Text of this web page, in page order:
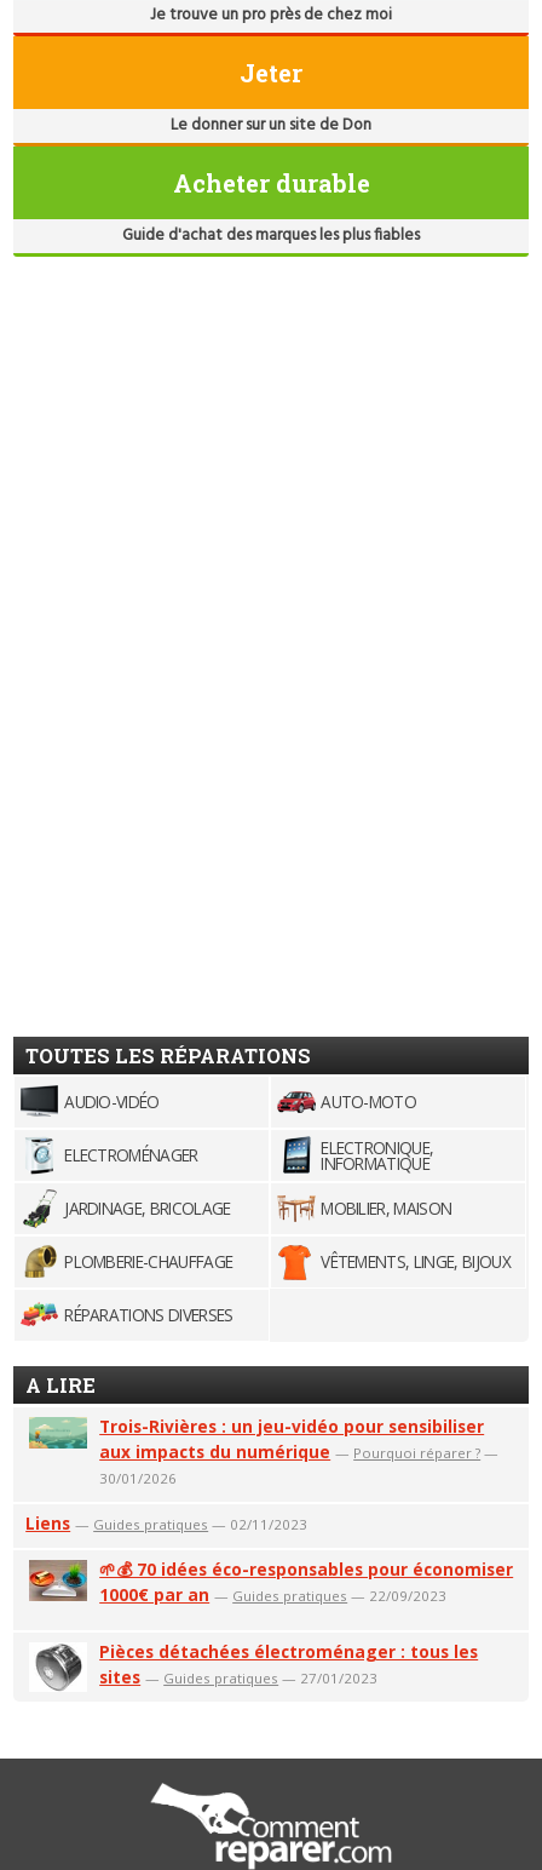
Je trouve un pro près de chez moi
Jeter
Le donner sur un site de Don
Acheter durable
Guide d'achat des marques les plus fiables
TOUTES LES RÉPARATIONS
AUDIO-VIDÉO AUTO-MOTO
ELECTROMÉNAGER ELECTRONIQUE,
INFORMATIQUE
JARDINAGE, BRICOLAGE
MOBILIER, MAISON
PLOMBERIE-CHAUFFAGE VÊTEMENTS, LINGE, BIJOUX
RÉPARATIONS DIVERSES
A LIRE
Trois-Rivières : un jeu-vidéo pour sensibiliser
aux impacts du numérique — Pourquoi réparer ? —
30/01/2026
Liens — Guides pratiques — 02/11/2023
🌱💰 70 idées éco-responsables pour économiser
1000€ par an — Guides pratiques — 22/09/2023
Pièces détachées électroménager : tous les
sites — Guides pratiques — 27/01/2023